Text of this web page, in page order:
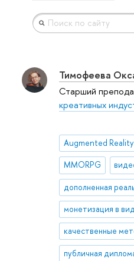
Тимофеева
Старший
креативных
Augmented Reality
MMORPG
дополненная
публичная